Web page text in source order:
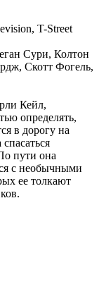
T-Street
Сури, Колтон
Скотт Фогель,
Кейл,
определять,
в дорогу на
пути она
с необычными
ее толкают